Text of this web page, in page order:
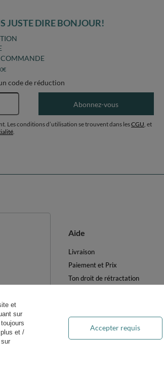
JUSTE DIRE BONJOUR!
COMMANDE
code de réduction
Abonnez-vous
Les conditions d’utilisation se trouvent dans lesCGU , et
Aide
Livraison
Paiement et Prix
Ton droit de rétractation
FAQ
Traitement des DEEE
et
sur
et /
Accepter requis